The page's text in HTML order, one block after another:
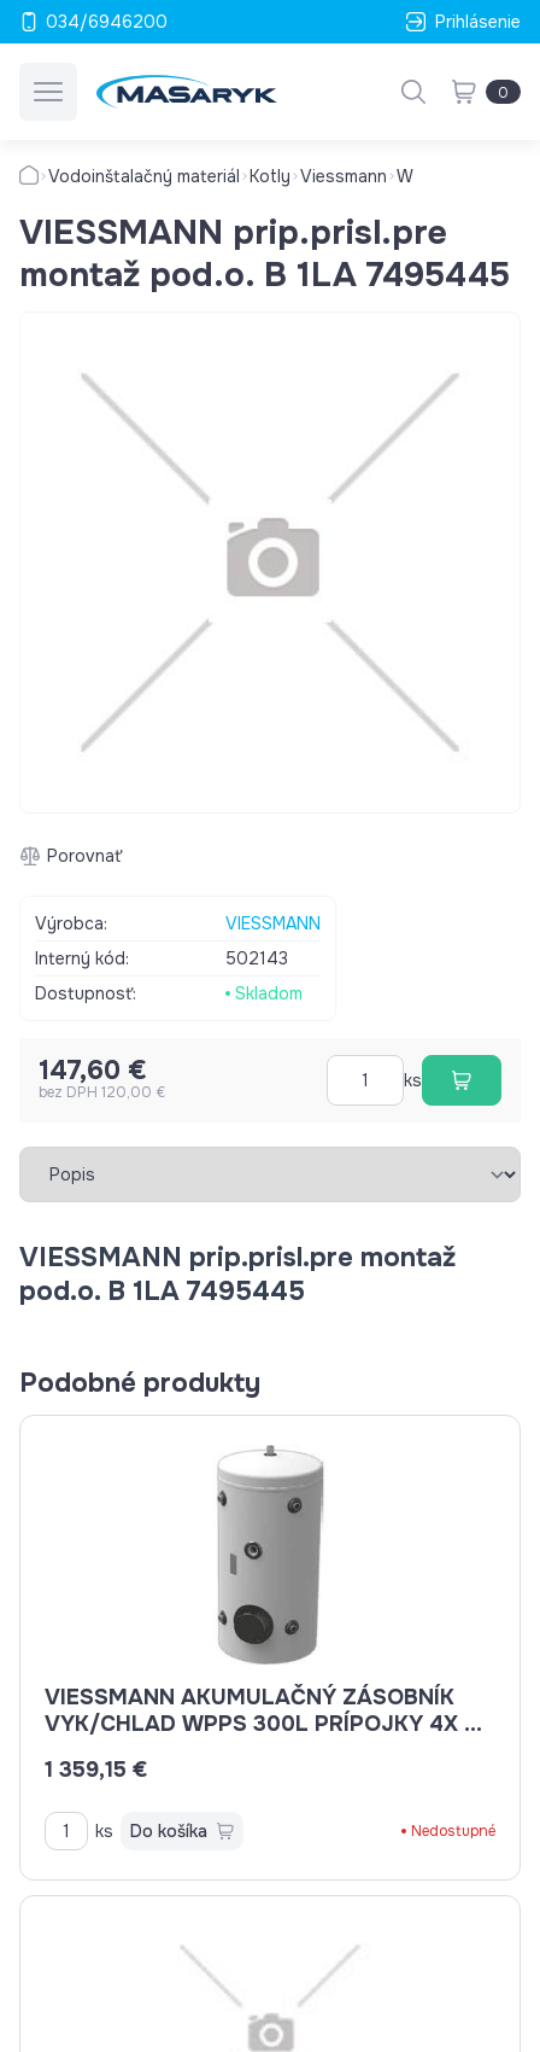
034/6946200 Prihlásenie
0
Vodoinštalačný materiál Kotly Viessmann W
VIESSMANN prip.prisl.pre
montaž pod.o. B 1LA 7495445
Porovnať
Výrobca:
VIESSMANN
Interný kód:
502143
Dostupnosť:
Skladom
147,60 €
bez DPH 120,00 €
ks
Vybrať záložku
VIESSMANN prip.prisl.pre montaž
pod.o. B 1LA 7495445
Podobné produkty
VIESSMANN AKUMULAČNÝ ZÁSOBNÍK
VYK/CHLAD WPPS 300L PRÍPOJKY 4X G1
1 359,15 €
ks Do košíka Nedostupné